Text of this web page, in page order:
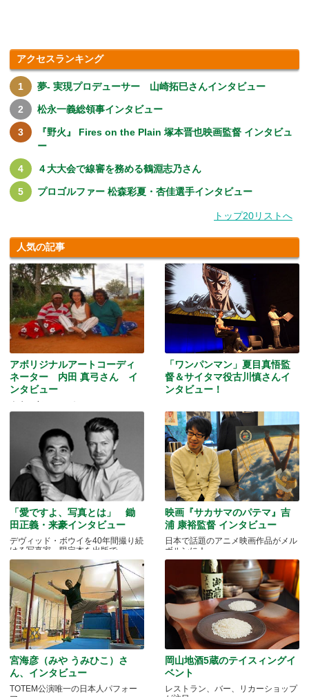
アクセスランキング
夢- 実現プロデューサー 山崎拓巳さんインタビュー
松永一義総領事インタビュー
『野火』 Fires on the Plain 塚本晋也映画監督 インタビュ
ー
４大大会で線審を務める鶴淵志乃さん
プロゴルファー 松森彩夏・杏佳選手インタビュー
トップ20リストへ
人気の記事
アボリジナルアートコーディ
ネーター 内田 真弓さん イ
ンタビュー
人生を変えたアボリジニ・アートと
の出会いとは…
「ワンパンマン」夏目真悟監
督＆サイタマ役古川慎さんイ
ンタビュー！
2016
「愛ですよ、写真とは」 鋤
田正義・来豪インタビュー
デヴィッド・ボウイを40年間撮り続
ける写真家、限定本を出版で
映画『サカサマのパテマ』吉
浦 康裕監督 インタビュー
日本で話題のアニメ映画作品がメル
ボルンに！
宮海彦（みや うみひこ）さ
ん、インタビュー
TOTEM公演唯一の日本人パフォー
岡山地酒5蔵のテイスィングイ
ベント
レストラン、バー、リカーショップ